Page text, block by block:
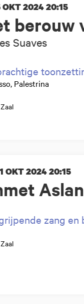
berouw
Suaves
OKT 202420:15
Palestrina
Aslan
OKT 202420:15
zang en